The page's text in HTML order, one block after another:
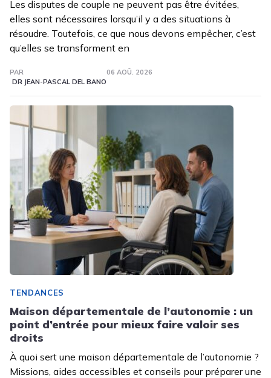
Les disputes de couple ne peuvent pas être évitées,
elles sont nécessaires lorsqu’il y a des situations à
résoudre. Toutefois, ce que nous devons empêcher, c’est
qu’elles se transforment en
PAR
DR JEAN-PASCAL DEL BANO
06 AOÛ. 2026
TENDANCES
Maison départementale de l’autonomie : un
point d’entrée pour mieux faire valoir ses
droits
À quoi sert une maison départementale de l’autonomie ?
Missions, aides accessibles et conseils pour préparer une